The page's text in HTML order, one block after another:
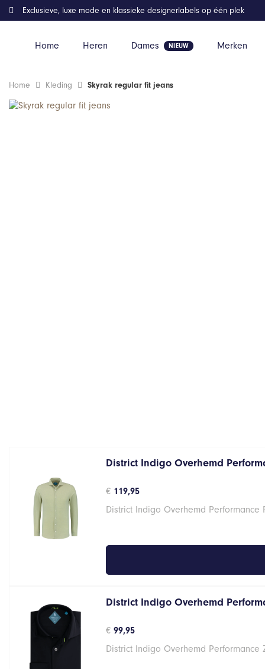
Home Heren Dames Merken
Exclusieve, luxe mode en klassieke designerlabels op één plek
Home Kleding Skyrak regular fit jeans
District Indigo Overhemd
€ 119,95
District Indigo Overhemd Performance
District Indigo Overhemd
€ 99,95
District Indigo Overhemd Performance